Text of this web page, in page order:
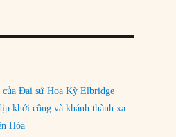
của Đại sứ Hoa Kỳ Elbridge
khởi công và khánh thành xa
Hòa